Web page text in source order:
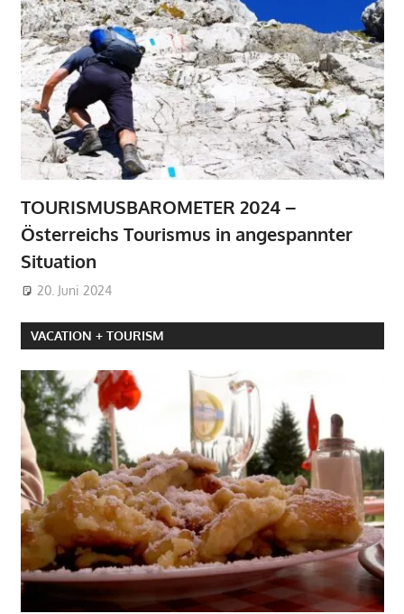
TOURISMUSBAROMETER 2024 –
Österreichs Tourismus in angespannter
Situation
20. Juni 2024
VACATION + TOURISM